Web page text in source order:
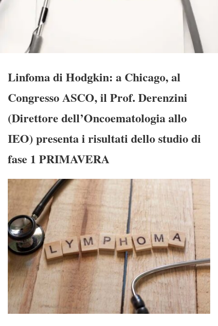
Linfoma di Hodgkin: a Chicago, al
Congresso ASCO, il Prof. Derenzini
(Direttore dell’Oncoematologia allo
IEO) presenta i risultati dello studio di
fase 1 PRIMAVERA